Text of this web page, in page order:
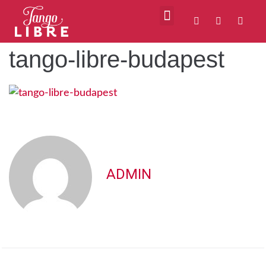
tango-libre-budapest
ADMIN